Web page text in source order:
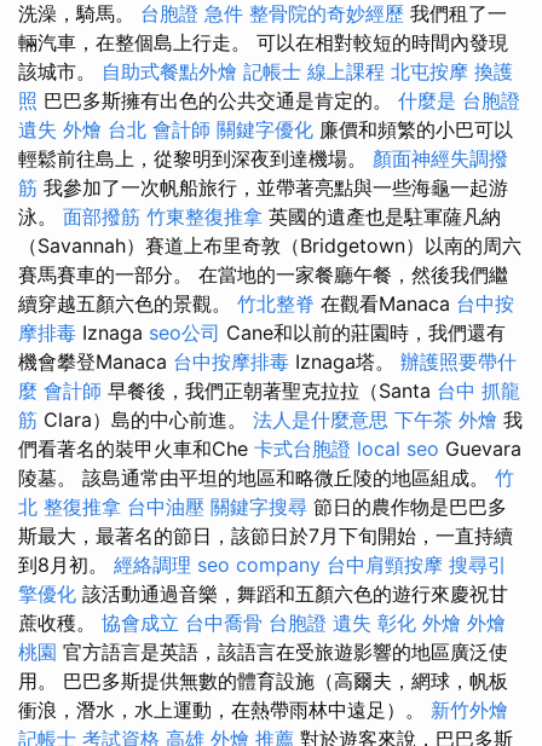
洗澡，騎馬。 台胞證 急件 整骨院的奇妙經歷 我們租了一
輛汽車，在整個島上行走。 可以在相對較短的時間內發現
該城市。 自助式餐點外燴 記帳士 線上課程 北屯按摩 換護
照 巴巴多斯擁有出色的公共交通是肯定的。 什麼是 台胞證
遺失 外燴 台北 會計師 關鍵字優化 廉價和頻繁的小巴可以
輕鬆前往島上，從黎明到深夜到達機場。 顏面神經失調撥
筋 我參加了一次帆船旅行，並帶著亮點與一些海龜一起游
泳。 面部撥筋 竹東整復推拿 英國的遺產也是駐軍薩凡納
（Savannah）賽道上布里奇敦（Bridgetown）以南的周六
賽馬賽車的一部分。 在當地的一家餐廳午餐，然後我們繼
續穿越五顏六色的景觀。 竹北整脊 在觀看Manaca 台中按
摩排毒 Iznaga seo公司 Cane和以前的莊園時，我們還有
機會攀登Manaca 台中按摩排毒 Iznaga塔。 辦護照要帶什
麼 會計師 早餐後，我們正朝著聖克拉拉（Santa 台中 抓龍
筋 Clara）島的中心前進。 法人是什麼意思 下午茶 外燴 我
們看著名的裝甲火車和Che 卡式台胞證 local seo Guevara
陵墓。 該島通常由平坦的地區和略微丘陵的地區組成。 竹
北 整復推拿 台中油壓 關鍵字搜尋 節日的農作物是巴巴多
斯最大，最著名的節日，該節日於7月下旬開始，一直持續
到8月初。 經絡調理 seo company 台中肩頸按摩 搜尋引
擎優化 該活動通過音樂，舞蹈和五顏六色的遊行來慶祝甘
蔗收穫。 協會成立 台中喬骨 台胞證 遺失 彰化 外燴 外燴
桃園 官方語言是英語，該語言在受旅遊影響的地區廣泛使
用。 巴巴多斯提供無數的體育設施（高爾夫，網球，帆板
衝浪，潛水，水上運動，在熱帶雨林中遠足）。 新竹外燴
記帳士 考試資格 高雄 外燴 推薦 對於遊客來說，巴巴多斯